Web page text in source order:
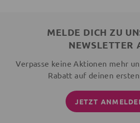
MELDE DICH ZU
NEWSLETTER
Verpasse keine Aktionen mehr
Rabatt auf deinen
JETZT